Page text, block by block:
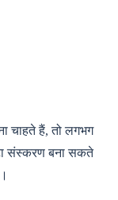
चाहते हैं, तो लगभग
संस्करण बना सकते